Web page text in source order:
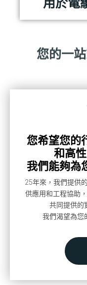
用於電
您的一
您希望您的
和高
我們能夠為
25年來，我們提供
供應用和工程協助
共同提供的
我們渴望為您